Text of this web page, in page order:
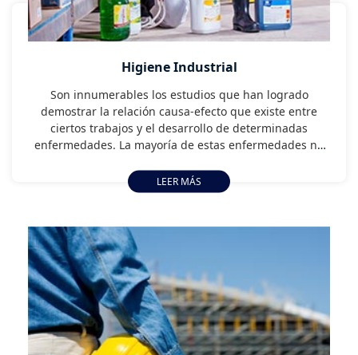
Higiene Industrial
Son innumerables los estudios que han logrado
demostrar la relación causa-efecto que existe entre
ciertos trabajos y el desarrollo de determinadas
enfermedades. La mayoría de estas enfermedades no
tiempo, incluso años. Por ello, es fundamental abordar
el problema desde una posición prevencionista, ya que
trabajador al finalizar su vida laboral. La higiene
industrial es una de las herramientas que podemos
utilizar para lograr este objetivo.
LEER MÁS